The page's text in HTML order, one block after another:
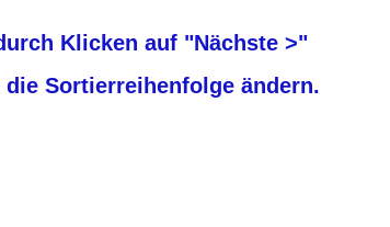
Klicken auf "Nächste >"
die Sortierreihenfolge ändern.